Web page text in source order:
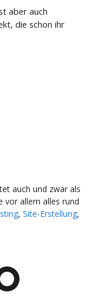
aber auch
die schon ihr
auch und zwar als
vor allem alles rund
, Site-Erstellung,